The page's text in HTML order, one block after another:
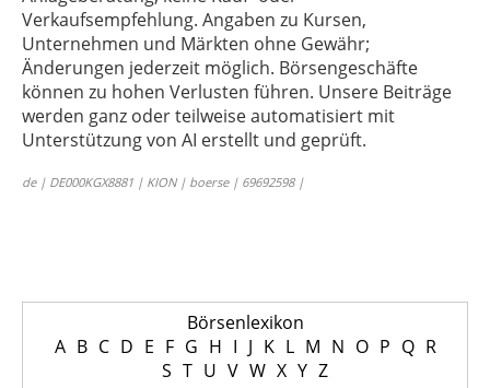
Verkaufsempfehlung. Angaben zu Kursen,
Unternehmen und Märkten ohne Gewähr;
Änderungen jederzeit möglich. Börsengeschäfte
können zu hohen Verlusten führen. Unsere Beiträge
werden ganz oder teilweise automatisiert mit
Unterstützung von AI erstellt und geprüft.
de | DE000KGX8881 | KION | boerse | 69692598 |
Börsenlexikon
A B C D E F G H I J K L M N O P Q R
S T U V W X Y Z